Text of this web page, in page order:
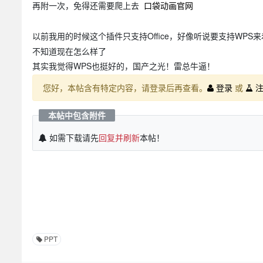
再附一次，免得还需要爬上去 口袋动画官网
以前我用的时候这个插件只支持Office，好像听说要支持WPS来
不知道现在怎么样了
其实我觉得WPS也挺好的，国产之光！雷总牛逼！
您好，本帖含有特定内容，请登录后再查看。
登录 或
本帖中包含附件
如需下载请先回复并刷新本帖！
PPT